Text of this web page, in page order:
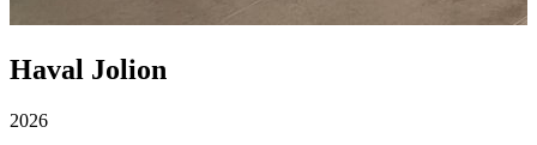
Haval Jolion
2026